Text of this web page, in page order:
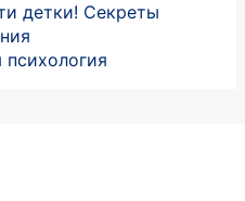
детки! Секреты
психология